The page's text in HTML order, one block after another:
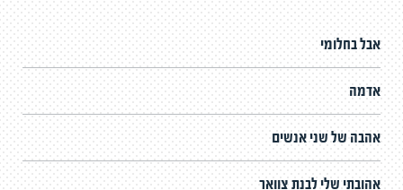
אבל בחלומי
אדמה
אהבה של שני אנשים
אהובתי שלי לבנת צוואר